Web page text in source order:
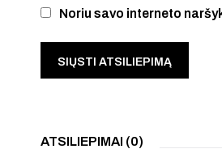
Noriu savo interneto
ATSILIEPIMAI (0)